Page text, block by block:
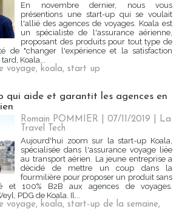
En novembre dernier, nous vous
présentions une start-up qui se voulait
l'allié des agences de voyages. Koala est
un spécialiste de l'assurance aérienne,
proposant des produits pour tout type de
de "changer l'expérience et la satisfaction
Koala...
voyage, koala, start up
qui aide et garantit les agences en
Romain POMMIER | 07/11/2019
La
Travel Tech
Aujourd'hui zoom sur la start-up Koala,
spécialisée dans l'assurance voyage liée
au transport aérien. La jeune entreprise a
décidé de mettre un coup dans la
fourmilière pour proposer un produit sans
et 100% B2B aux agences de voyages.
PDG de Koala. Il...
voyage, koala, start-up de la semaine,